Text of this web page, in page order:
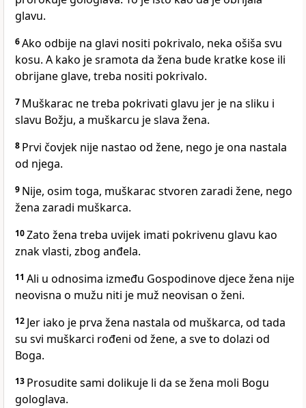
glavu.
6Ako odbije na glavi nositi pokrivalo, neka ošiša svu
kosu. A kako je sramota da žena bude kratke kose ili
obrijane glave, treba nositi pokrivalo.
7 Muškarac ne treba pokrivati glavu jer je na sliku i
slavu Božju, a muškarcu je slava žena.
8 Prvi čovjek nije nastao od žene, nego je ona nastala
od njega.
9 Nije, osim toga, muškarac stvoren zaradi žene, nego
žena zaradi muškarca.
10Zato žena treba uvijek imati pokrivenu glavu kao
znak vlasti, zbog anđela.
11 Ali u odnosima između Gospodinove djece žena nije
neovisna o mužu niti je muž neovisan o ženi.
12 Jer iako je prva žena nastala od muškarca, od tada
su svi muškarci rođeni od žene, a sve to dolazi od
Boga.
13 Prosudite sami dolikuje li da se žena moli Bogu
gologlava.